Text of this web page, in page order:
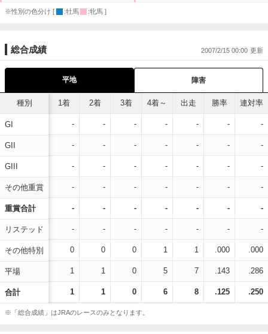
※性別の色分け [ :牡馬 :牝馬 ]
総合成績 2007/2/15 00:00
平地 障害
種別
GI
GII
GIII
その他重賞
重賞合計
リステッド
その他特別
平場
合計
1着 2着 3着 4着～ 出走 勝率 連対率
- - - - - - -
- - - - - - -
- - - - - - -
- - - - - - -
- - - - - - -
- - - - - - -
0 0 0 1 1 .000 .000
1 1 0 5 7 .143 .286
1 1 0 6 8 .125 .250
※「総合成績」はJRAのレースのみとなります。